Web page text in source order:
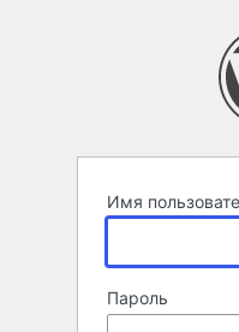
Имя
Пароль